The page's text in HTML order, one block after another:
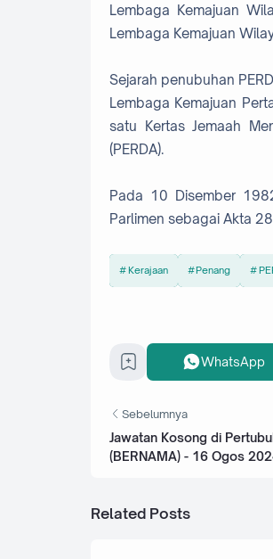
Lembaga Kemajuan
Lembaga Kemajuan
Sejarah penubuhan
Lembaga Kemajuan
satu Kertas Jemaah
(PERDA).
Pada 10 Disember
Parlimen sebagai Akta
Kerajaan Penang
WhatsApp
Sebelumnya
Jawatan Kosong di
(BERNAMA) - 16 Ogos
Related Posts